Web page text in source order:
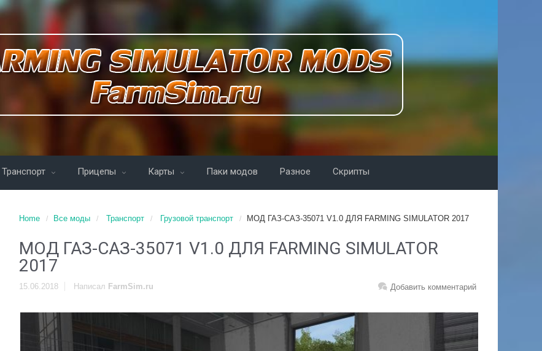
Транспорт Прицепы Карты Паки модов Разное Скрипты
Home Все моды Транспорт Грузовой транспорт МОД ГАЗ-САЗ-35071 V1.0 ДЛЯ FARMING SIMULATOR 2017
МОД ГАЗ-САЗ-35071 V1.0 ДЛЯ FARMING SIMULATOR
2017
15.06.2018 Добавить комментарий
Написал FarmSim.ru